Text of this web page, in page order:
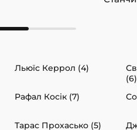
Льюїс Керрол (4)
(6)
Рафал Косік (7)
Тарас Прохасько (5)